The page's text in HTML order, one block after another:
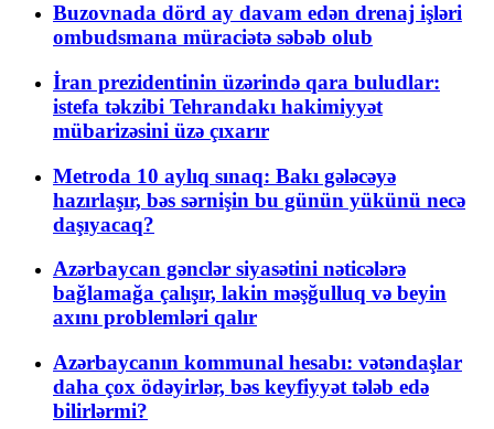
Buzovnada dörd ay davam edən drenaj işləri
ombudsmana müraciətə səbəb olub
İran prezidentinin üzərində qara buludlar:
istefa təkzibi Tehrandakı hakimiyyət
mübarizəsini üzə çıxarır
Metroda 10 aylıq sınaq: Bakı gələcəyə
hazırlaşır, bəs sərnişin bu günün yükünü necə
daşıyacaq?
Azərbaycan gənclər siyasətini nəticələrə
bağlamağa çalışır, lakin məşğulluq və beyin
axını problemləri qalır
Azərbaycanın kommunal hesabı: vətəndaşlar
daha çox ödəyirlər, bəs keyfiyyət tələb edə
bilirlərmi?